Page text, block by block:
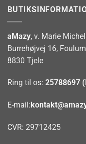
aMazy, v. Marie
Burrehøjvej 16, Foulum
8830 Tjele
Ring til os: 25788697
E-mail:
CVR: 29712425